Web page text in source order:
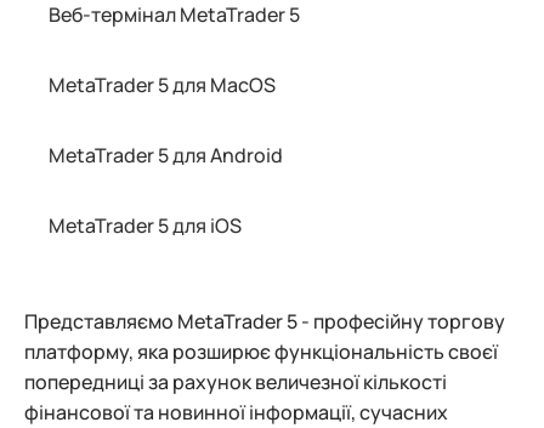
Веб-термінал MetaTrader 5
MetaTrader 5 для MacOS
MetaTrader 5 для Android
MetaTrader 5 для iOS
Представляємо MetaTrader 5 - професійну торгову
платформу, яка розширює функціональність своєї
попередниці за рахунок величезної кількості
фінансової та новинної інформації, сучасних